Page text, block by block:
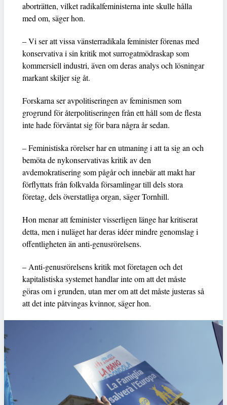
aborträtten, vilket radikalfeministerna inte skulle hålla
med om, säger hon.
– Vi ser att vissa vänsterradikala feminister förenas med
konservativa i sin kritik mot surrogatmödraskap som
kommersiell industri, även om deras analys och lösningar
markant skiljer sig åt.
Forskarna ser avpolitiseringen av feminismen som
grogrund för återpolitiseringen från ett håll som de flesta
inte hade förväntat sig för bara några år sedan.
– Feministiska rörelser har en utmaning i att ta sig an och
bemöta de nykonservativas kritik av den
avdemokratisering som pågår och innebär att makt har
förflyttats från folkvalda församlingar till dels stora
företag, dels överstatliga organ, säger Tornhill.
Hon menar att feminister visserligen länge har kritiserat
detta, men i nuläget har deras idéer mindre genomslag i
offentligheten än anti-genusrörelsens.
– Anti-genusrörelsens kritik mot företagen och det
kapitalistiska systemet handlar inte om att det måste
göras om i grunden, utan mer om att det måste justeras så
att det inte påtvingas kvinnor, säger hon.